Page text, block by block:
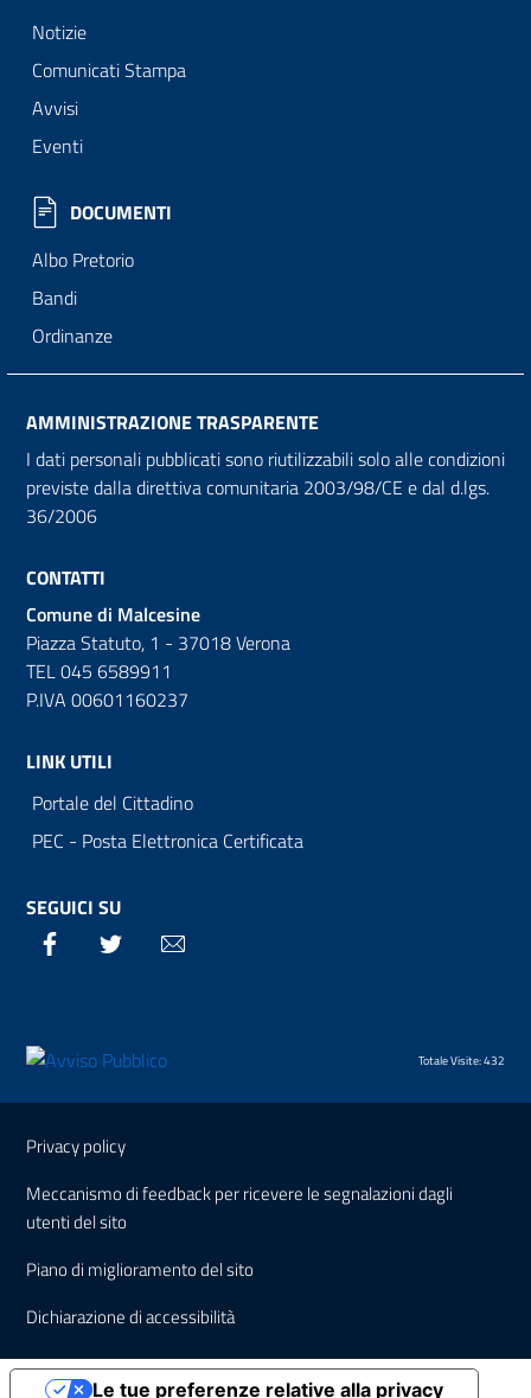
Notizie
Comunicati Stampa
Avvisi
Eventi
DOCUMENTI
Albo Pretorio
Bandi
Ordinanze
AMMINISTRAZIONE TRASPARENTE
I dati personali pubblicati sono riutilizzabili solo alle condizioni
previste dalla direttiva comunitaria 2003/98/CE e dal d.lgs.
36/2006
CONTATTI
Comune di Malcesine
Piazza Statuto, 1 - 37018 Verona
TEL 045 6589911
P.IVA 00601160237
LINK UTILI
Portale del Cittadino
PEC - Posta Elettronica Certificata
SEGUICI SU
Facebook Twitter
Totale Visite: 432
Sezione Link Utili
Privacy policy
Meccanismo di feedback per ricevere le segnalazioni dagli
utenti del sito
Piano di miglioramento del sito
Dichiarazione di accessibilità
Le tue preferenze relative alla privacy